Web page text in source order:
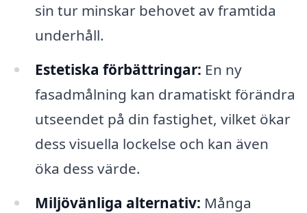
sin tur minskar behovet av framtida
underhåll.
Estetiska förbättringar: En ny
fasadmålning kan dramatiskt förändra
utseendet på din fastighet, vilket ökar
dess visuella lockelse och kan även
öka dess värde.
Miljövänliga alternativ: Många